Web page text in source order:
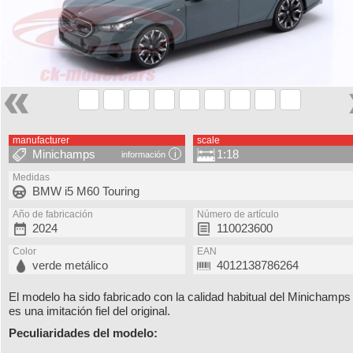
manufacturer
información
Minichamps
scale
1:18
Medidas
BMW i5 M60 Touring
Año de fabricación
2024
Número de artículo
110023600
Color
verde metálico
EAN
4012138786264
El modelo ha sido fabricado con la calidad habitual del
es una imitación fiel del original.
Peculiaridades del modelo: